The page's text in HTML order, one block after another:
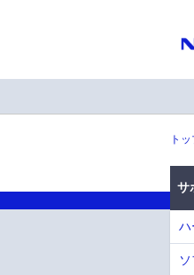
ト
サ
ハ